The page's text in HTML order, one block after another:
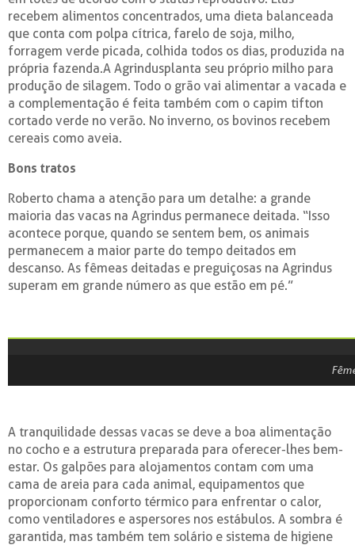
recebem alimentos concentrados, uma dieta balanceada
que conta com polpa cítrica, farelo de soja, milho,
forragem verde picada, colhida todos os dias, produzida na
própria fazenda.A Agrindusplanta seu próprio milho para
produção de silagem. Todo o grão vai alimentar a vacada e
a complementação é feita também com o capim tifton
cortado verde no verão. No inverno, os bovinos recebem
cereais como aveia.
Bons tratos
Roberto chama a atenção para um detalhe: a grande
maioria das vacas na Agrindus permanece deitada. “Isso
acontece porque, quando se sentem bem, os animais
permanecem a maior parte do tempo deitados em
descanso. As fêmeas deitadas e preguiçosas na Agrindus
superam em grande número as que estão em pé.”
A tranquilidade dessas vacas se deve a boa alimentação
no cocho e a estrutura preparada para oferecer-lhes bem-
estar. Os galpões para alojamentos contam com uma
cama de areia para cada animal, equipamentos que
proporcionam conforto térmico para enfrentar o calor,
como ventiladores e aspersores nos estábulos. A sombra é
garantida, mas também tem solário e sistema de higiene